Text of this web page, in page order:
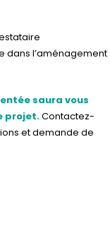
dans l’aménagement
saura vous
projet.Contactez-
et demande de